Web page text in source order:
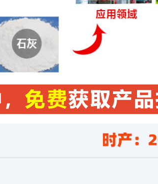
159****4533
177****5859
158****6842